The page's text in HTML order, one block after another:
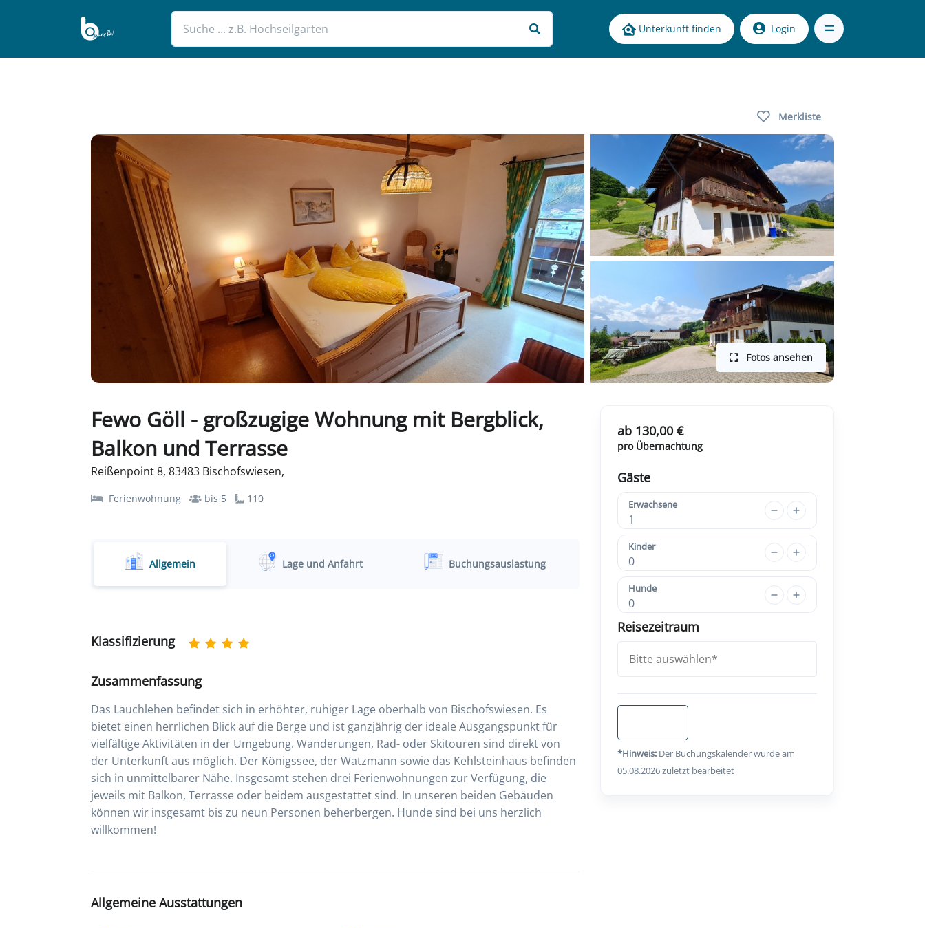
Unterkunft finden Login
Merkliste
Fotos ansehen
Fewo Göll - großzugige Wohnung mit Bergblick,
Balkon und Terrasse
Reißenpoint 8, 83483 Bischofswiesen,
Ferienwohnung bis 5 110
Allgemein Lage und Anfahrt Buchungsauslastung
Klassifizierung
Zusammenfassung
Das Lauchlehen befindet sich in erhöhter, ruhiger Lage oberhalb von Bischofswiesen. Es
bietet einen herrlichen Blick auf die Berge und ist ganzjährig der ideale Ausgangspunkt für
vielfältige Aktivitäten in der Umgebung. Wanderungen, Rad- oder Skitouren sind direkt von
der Unterkunft aus möglich. Der Königssee, der Watzmann sowie das Kehlsteinhaus befinden
sich in unmittelbarer Nähe. Insgesamt stehen drei Ferienwohnungen zur Verfügung, die
jeweils mit Balkon, Terrasse oder beidem ausgestattet sind. In unseren beiden Gebäuden
können wir insgesamt bis zu neun Personen beherbergen. Hunde sind bei uns herzlich
willkommen!
Allgemeine Ausstattungen
ab 130,00 €
pro Übernachtung
Gäste
Erwachsene
1
Kinder
0
Hunde
0
Reisezeitraum
*Hinweis: Der Buchungskalender wurde am
05.08.2026 zuletzt bearbeitet